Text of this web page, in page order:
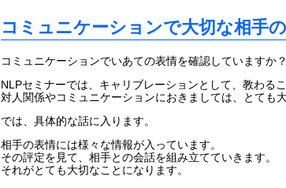
コミュニケーションで大切な相手
コミュニケーションでいあての表情を確認していますか
NLPセミナーでは、キャリブレーションとして、教わる
対人関係やコミュニケーションにおきましては、とても
では、具体的な話に入ります。
相手の表情には様々な情報が入っています。
その評定を見て、相手との会話を組み立てていきます。
それがとても大切なことになります。